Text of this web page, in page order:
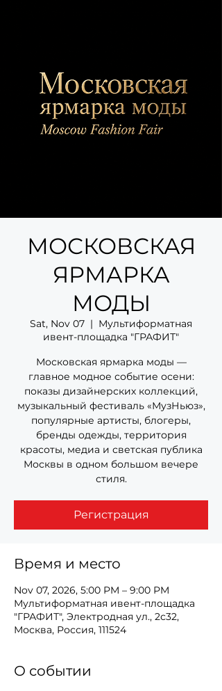
МОСКОВСКАЯ
ЯРМАРКА
МОДЫ
Sat, Nov 07
  |
Мультиформатная
ивент-площадка "ГРАФИТ"
Московская ярмарка моды —
главное модное событие осени:
показы дизайнерских коллекций,
музыкальный фестиваль «МузНьюз»,
популярные артисты, блогеры,
бренды одежды, территория
красоты, медиа и светская публика
Москвы в одном большом вечере
стиля.
Регистрация
Время и место
Nov 07, 2026, 5:00 PM – 9:00 PM
Мультиформатная ивент-площадка
"ГРАФИТ", Электродная ул., 2с32,
Москва, Россия, 111524
О событии